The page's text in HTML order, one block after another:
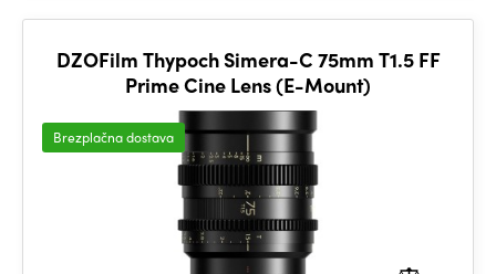
DZOFilm Thypoch Simera-C 75mm T1.5 FF
Prime Cine Lens (E-Mount)
Brezplačna dostava